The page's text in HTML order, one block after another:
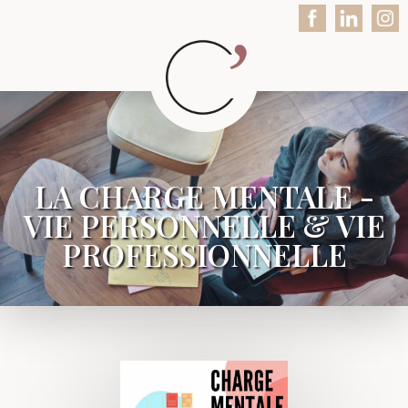
LA CHARGE MENTALE -
VIE PERSONNELLE & VIE
PROFESSIONNELLE